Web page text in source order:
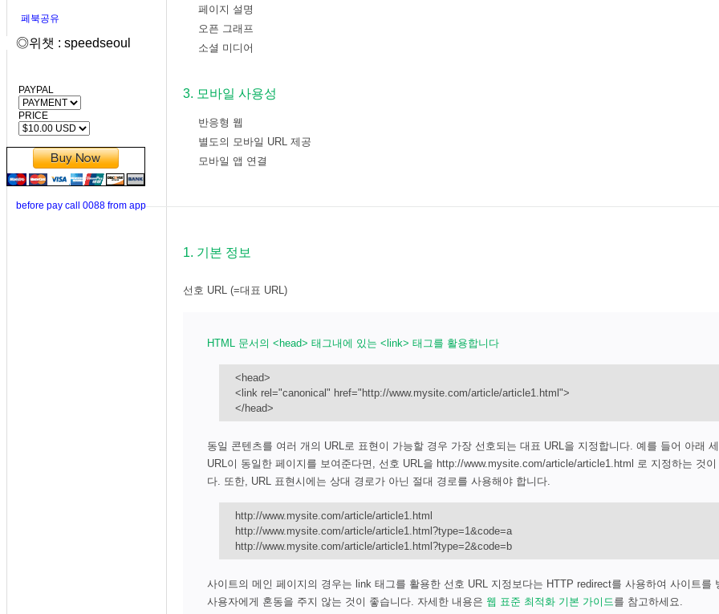
페북공유
◎위챗 : speedseoul
PAYPAL
PRICE
before pay call 0088 from app
페이지 설명
오픈 그래프
소셜 미디어
3. 모바일 사용성
반응형 웹
별도의 모바일 URL 제공
모바일 앱 연결
1. 기본 정보
선호 URL (=대표 URL)
HTML 문서의 <head> 태그내에 있는 <link> 태그를 활용합니다
<head>
<link rel="canonical" href="http://www.mysite.com/article/article1.html">
</head>
동일 콘텐츠를 여러 개의 URL로 표현이 가능할 경우 가장 선호되는 대표 URL을 지정합니다. 예를 들어 아래
URL이 동일한 페이지를 보여준다면, 선호 URL을 http://www.mysite.com/article/article1.html 로 지정하는 것
다. 또한, URL 표현시에는 상대 경로가 아닌 절대 경로를 사용해야 합니다.
http://www.mysite.com/article/article1.html
http://www.mysite.com/article/article1.html?type=1&code=a
http://www.mysite.com/article/article1.html?type=2&code=b
사이트의 메인 페이지의 경우는 link 태그를 활용한 선호 URL 지정보다는 HTTP redirect를 사용하여 사이트를
사용자에게 혼동을 주지 않는 것이 좋습니다. 자세한 내용은 웹 표준 최적화 기본 가이드를 참고하세요.